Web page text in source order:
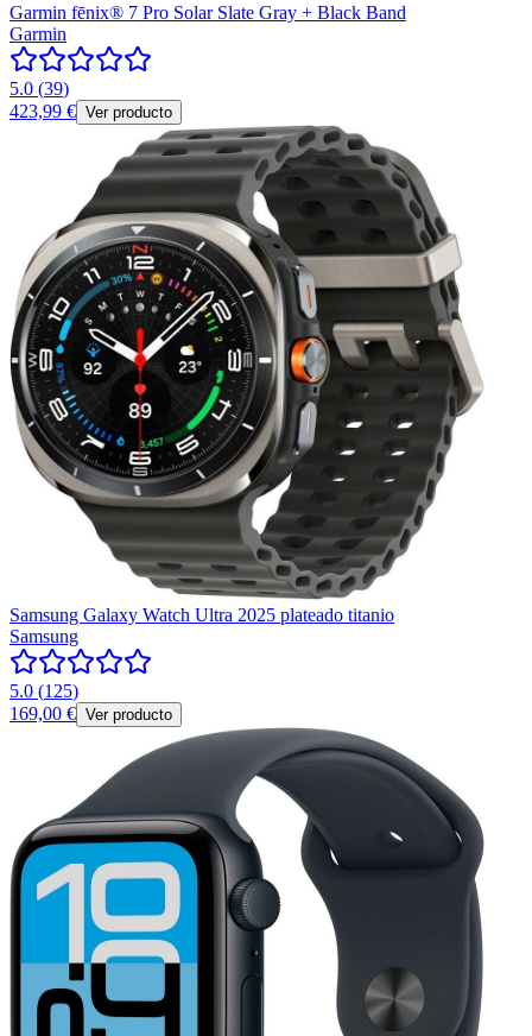
Garmin fēnix® 7 Pro Solar Slate Gray + Black Band
Garmin
5.0 (39)
423,99 € Ver producto
Samsung Galaxy Watch Ultra 2025 plateado titanio
Samsung
5.0 (125)
169,00 € Ver producto